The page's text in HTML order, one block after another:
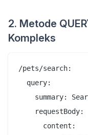
2. Metode
Kompleks
/pets/search:
  query:
summary:
    requestBody:
      content: